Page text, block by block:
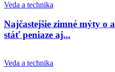
Veda a technika
Najčastejšie zimné mýty o
stáť peniaze aj...
Veda a technika